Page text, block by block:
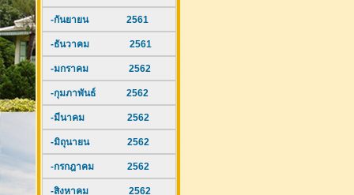
-กันยายน 2561
-ธันวาคม 2561
-มกราคม 2562
-กุมภาพันธ์ 2562
-มีนาคม 2562
-มิถุนายน 2562
-กรกฎาคม 2562
-สิงหาคม 2562